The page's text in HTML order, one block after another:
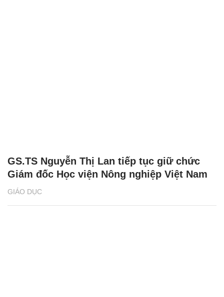
GIÁO DỤC
GS.TS Nguyễn Thị Lan tiếp tục giữ chức
Giám đốc Học viện Nông nghiệp Việt Nam